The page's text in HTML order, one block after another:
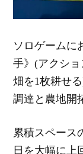
ソロゲームに
手》(アクシ
畑を1枚耕せ
調達と農地開
累積スペース
日を大幅に上